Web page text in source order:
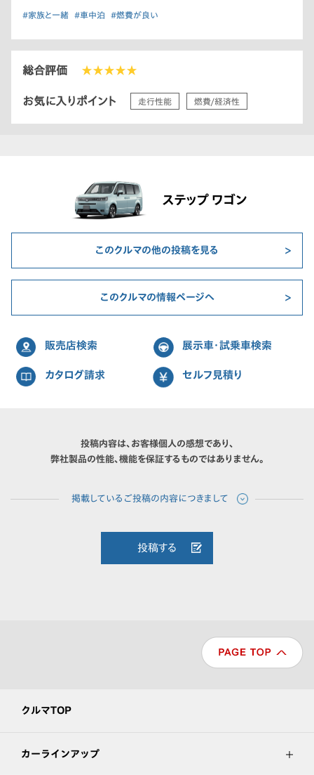
#家族と一緒 #車中泊 #燃費が良い
総合評価 ★★★★★
お気に入りポイント 走行性能 燃費/経済性
ステップ ワゴン
このクルマの他の投稿を見る
このクルマの情報ページへ
販売店検索 展示車・試乗車検索
カタログ請求 セルフ見積り
投稿内容は、お客様個人の感想であり、
弊社製品の性能、機能を保証するものではありません。
投稿する
クルマTOP
カーラインアップ